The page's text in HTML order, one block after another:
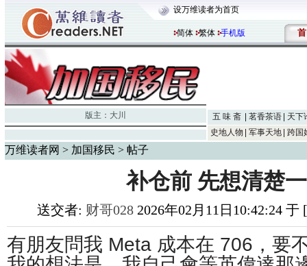
设万维读者为首页
简体 繁体 手机版 首
版主： 大川 五 味 斋 茗香茶语
天下
史地人物
军事天地 跨国
万维读者网 > 加国移民 > 帖子
补仓前 先想清楚
送交者: 财哥028 2026年02月11日10:42:24
有朋友問我 Meta 成本在 706，要